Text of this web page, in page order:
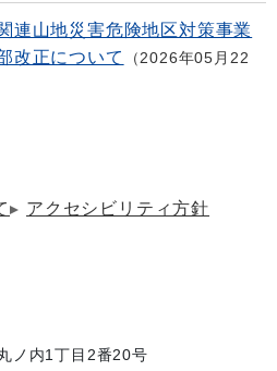
連山地災害危険地区対策事業
改正について
2026年05月22
アクセシビリティ方針
ノ内1丁目2番20号